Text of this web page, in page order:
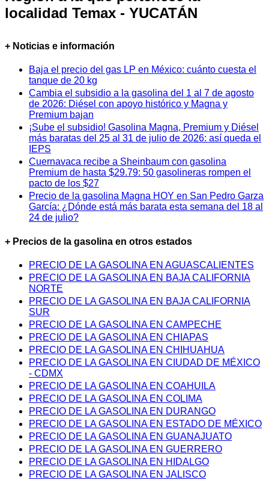
localidad Temax - YUCATÁN
+ Noticias e información
Baja el precio del gas LP en México: cuánto cuesta el
tanque de 20 kg
Cambia el subsidio a la gasolina del 1 al 7 de agosto
de 2026: Diésel con apoyo histórico y Magna y
Premium bajan
¡Sube el subsidio! Gasolina Magna, Premium y Diésel
más baratas del 25 al 31 de julio de 2026: así queda el
IEPS
Cuernavaca recibe a Sheinbaum con gasolina
Premium de hasta $29.79: 50 gasolineras rompen el
pacto de los $27
Precio de la gasolina Magna HOY en San Pedro Garza
García: ¿Dónde está más barata esta semana del 18 al
24 de julio?
+ Precios de la gasolina en otros estados
PRECIO DE LA GASOLINA EN AGUASCALIENTES
PRECIO DE LA GASOLINA EN BAJA CALIFORNIA
NORTE
PRECIO DE LA GASOLINA EN BAJA CALIFORNIA
SUR
PRECIO DE LA GASOLINA EN CAMPECHE
PRECIO DE LA GASOLINA EN CHIAPAS
PRECIO DE LA GASOLINA EN CHIHUAHUA
PRECIO DE LA GASOLINA EN CIUDAD DE MÉXICO
- CDMX
PRECIO DE LA GASOLINA EN COAHUILA
PRECIO DE LA GASOLINA EN COLIMA
PRECIO DE LA GASOLINA EN DURANGO
PRECIO DE LA GASOLINA EN ESTADO DE MÉXICO
PRECIO DE LA GASOLINA EN GUANAJUATO
PRECIO DE LA GASOLINA EN GUERRERO
PRECIO DE LA GASOLINA EN HIDALGO
PRECIO DE LA GASOLINA EN JALISCO